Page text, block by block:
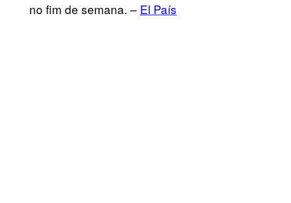
no fim de semana. – El País